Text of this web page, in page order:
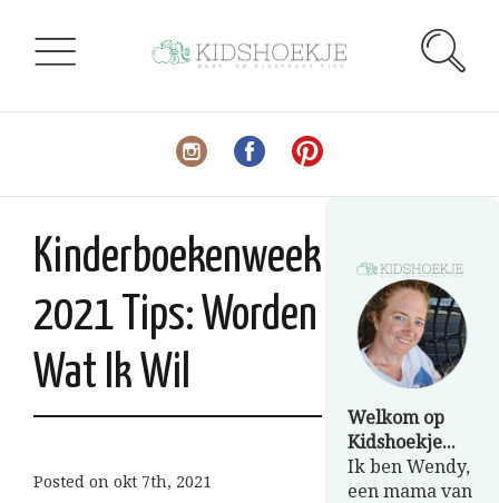
Kinderboekenweek
2021 Tips: Worden
Wat Ik Wil
Posted on okt 7th, 2021
Welkom op
Kidshoekje...
Ik ben Wendy,
een mama van